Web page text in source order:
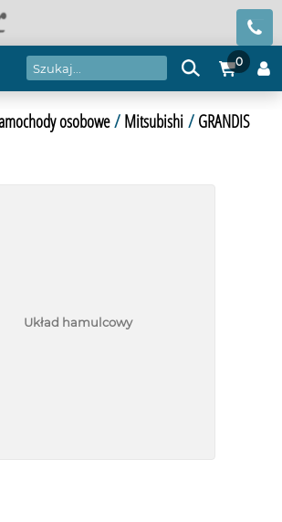
0
osobowe/ Mitsubishi / GRANDIS
Układ hamulcowy